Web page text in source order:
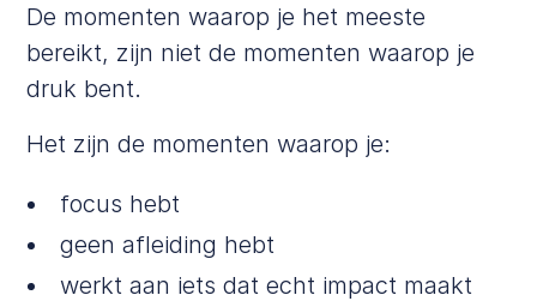
De momenten waarop je het meeste
bereikt, zijn niet de momenten waarop je
druk bent.
Het zijn de momenten waarop je:
focus hebt
geen afleiding hebt
werkt aan iets dat echt impact maakt